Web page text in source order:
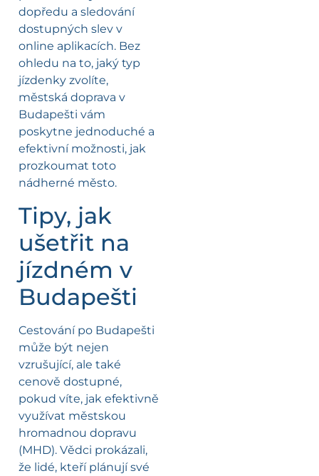
dopředu a sledování
dostupných slev v
online aplikacích. Bez
ohledu na to, jaký typ
jízdenky zvolíte,
městská doprava v
Budapešti vám
poskytne jednoduché a
efektivní možnosti, jak
prozkoumat toto
nádherné město.
Tipy, jak
ušetřit na
jízdném v
Budapešti
Cestování po Budapešti
může být nejen
vzrušující, ale také
cenově dostupné,
pokud víte, jak efektivně
využívat městskou
hromadnou dopravu
(MHD). Vědci prokázali,
že lidé, kteří plánují své